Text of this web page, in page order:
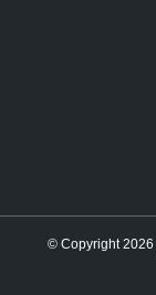
© Copyright 2026